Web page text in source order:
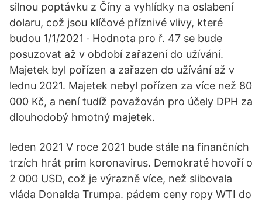
silnou poptávku z Číny a vyhlídky na oslabení
dolaru, což jsou klíčové příznivé vlivy, které
budou 1/1/2021 · Hodnota pro ř. 47 se bude
posuzovat až v období zařazení do užívání.
Majetek byl pořízen a zařazen do užívání až v
lednu 2021. Majetek nebyl pořízen za více než 80
000 Kč, a není tudíž považován pro účely DPH za
dlouhodobý hmotný majetek.
leden 2021 V roce 2021 bude stále na finančních
trzích hrát prim koronavirus. Demokraté hovoří o
2 000 USD, což je výrazně více, než slibovala
vláda Donalda Trumpa. pádem ceny ropy WTI do